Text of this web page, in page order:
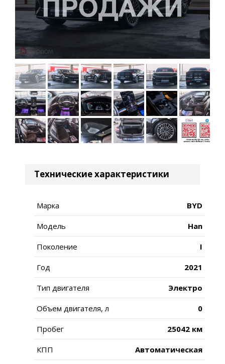
Технические характеристики
Марка BYD
Модель Han
Поколение I
Год 2021
Тип двигателя Электро
Объем двигателя, л 0
Пробег 25042 км
КПП Автоматическая